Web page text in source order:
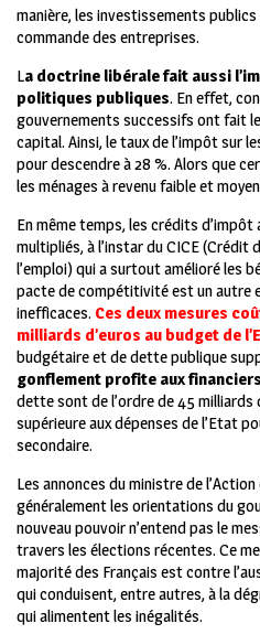
manière, les investissements
commande des entreprises.
La doctrine libérale fait aussi
politiques publiques. En effet,
gouvernements successifs ont fait
capital. Ainsi, le taux de l’impôt sur
pour descendre à 28 %. Alors que
les ménages à revenu faible et
En même temps, les crédits
multipliés, à l’instar du CICE
l’emploi) qui a surtout amélioré les
pacte de compétitivité est un autre
inefficaces. Ces deux mesures
milliards d’euros au budget de
budgétaire et de dette publique
gonflement profite aux financiers
dette sont de l’ordre de 45 milliards
supérieure aux dépenses de l’Etat
secondaire.
Les annonces du ministre de
généralement les orientations du
nouveau pouvoir n’entend pas le
travers les élections récentes. Ce
majorité des Français est contre
qui conduisent, entre autres, à la
qui alimentent les inégalités.